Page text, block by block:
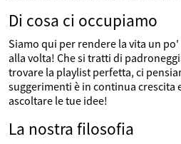
Di cosa ci occupiamo
Siamo qui per rendere la vita un
alla volta! Che si tratti di
trovare la playlist perfetta, ci
suggerimenti è in continua crescita
ascoltare le tue idee!
La nostra filosofia